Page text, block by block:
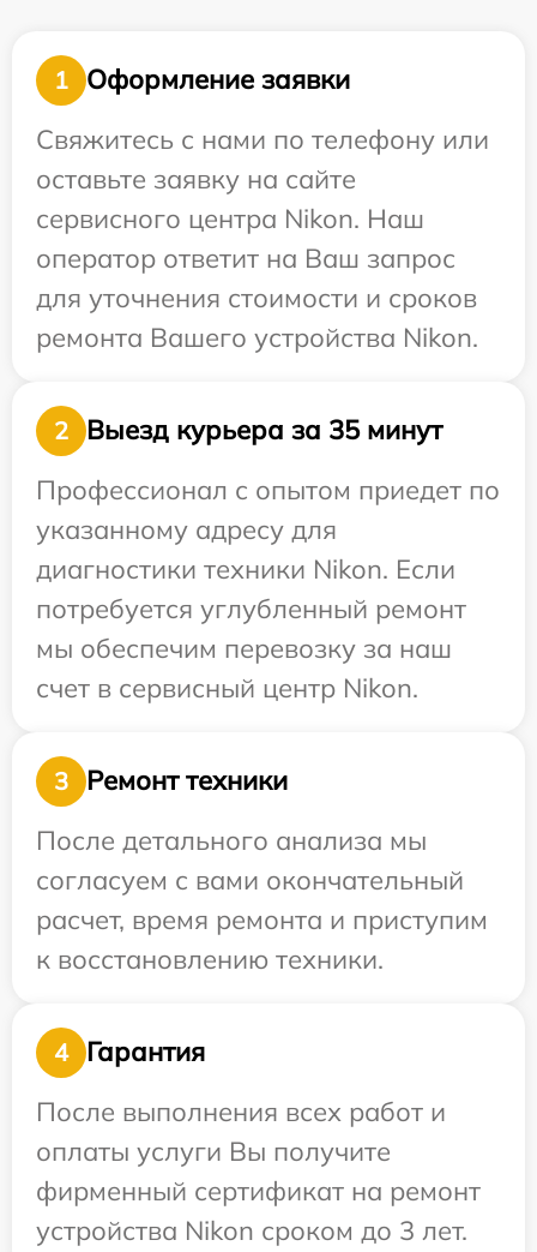
1
Оформление заявки
Свяжитесь с нами по телефону или
оставьте заявку на сайте
сервисного центра Nikon. Наш
оператор ответит на Ваш запрос
для уточнения стоимости и сроков
ремонта Вашего устройства Nikon.
2
Выезд курьера за 35 минут
Профессионал с опытом приедет по
указанному адресу для
диагностики техники Nikon. Если
потребуется углубленный ремонт
мы обеспечим перевозку за наш
счет в сервисный центр Nikon.
3
Ремонт техники
После детального анализа мы
согласуем с вами окончательный
расчет, время ремонта и приступим
к восстановлению техники.
4
Гарантия
После выполнения всех работ и
оплаты услуги Вы получите
фирменный сертификат на ремонт
устройства Nikon сроком до 3 лет.